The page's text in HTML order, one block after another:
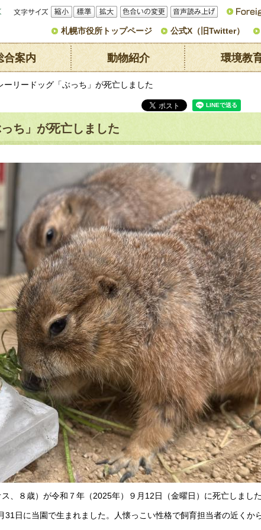
文字サイ
縮小 標準 拡大
色合いの変
更
音声読み上
げ
札幌市役所トップページ 公式X（旧Twitter）
合案内 動物紹介 環境教
ーリードッグ「ぶっち」が死亡しました
ち」が死亡しました
、８歳）が令和７年（2025年）９月12日（金曜日）に死亡しまし
日に当園で生まれました。人懐っこい性格で飼育担当者の近くか